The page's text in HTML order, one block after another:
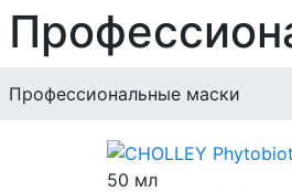
Профессиональные маски
50 мл